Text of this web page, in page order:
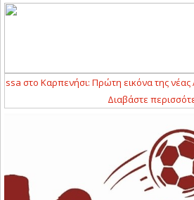
στο Καρπενήσι: Πρώτη εικόνα της νέας
Διαβάστε